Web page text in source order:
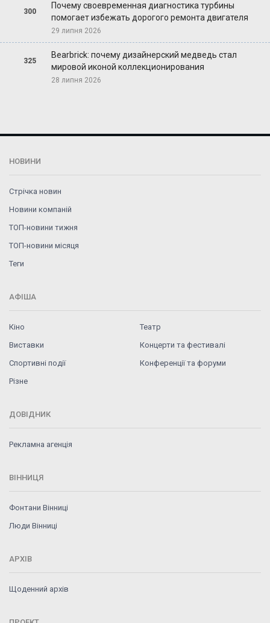
300
Почему своевременная диагностика турбины
помогает избежать дорогого ремонта двигателя
29 липня 2026
325
Bearbrick: почему дизайнерский медведь стал
мировой иконой коллекционирования
28 липня 2026
НОВИНИ
Стрічка новин
Новини компаній
ТОП-новини тижня
ТОП-новини місяця
Теги
АФІША
Кіно
Театр
Виставки
Концерти та фестивалі
Спортивні події
Конференції та форуми
Різне
ДОВІДНИК
Рекламна агенція
ВІННИЦЯ
Фонтани Вінниці
Люди Вінниці
АРХІВ
Щоденний архів